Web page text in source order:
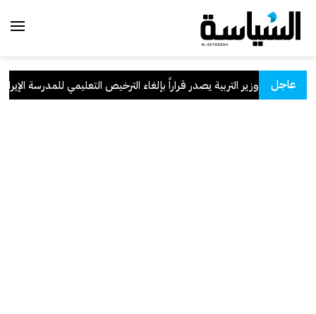
عاجلوزير التربية يصدر قراراً بإلغاء الترخيص التعليمي للمدرسة الإيرانية